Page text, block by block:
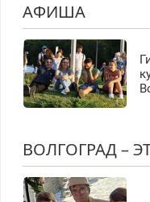
АФИША
ВОЛГОГРАД –